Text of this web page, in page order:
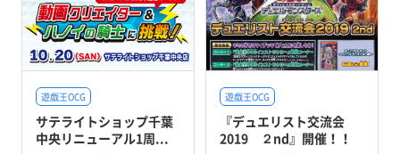
遊戯王OCG
サテライトショップ千葉
中央リニューアル1周...
遊戯王OCG
『デュエリスト交流会
2019 ２nd』開催！！